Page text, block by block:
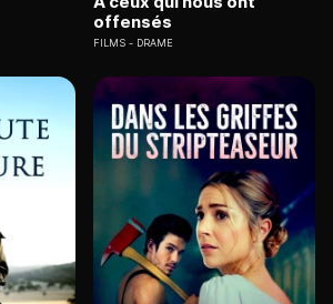
offensés
FILMS DRAME